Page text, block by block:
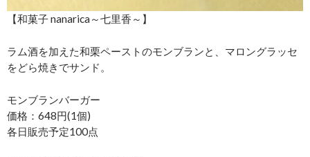
【和菓子 nanarica～七里香～】
ラム酒を加えた和栗ペーストのモンブランと、マロングラッセ
をどら焼きでサンド。
モンブランバーガー
価格：648円(1個)
各日販売予定100点